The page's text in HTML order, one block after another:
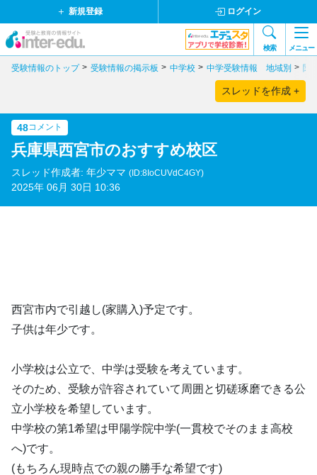
新規登録 ログイン
検索 メニュー
受験情報のトップ 受験情報の掲示板 中学校 中学受験情報 地域別 関
スレッドを作成 +
48コメント
兵庫県西宮市のおすすめ校区
スレッド作成者: 年少ママ (ID:8IoCUVdC4GY)
2025年 06月 30日 10:36
西宮市内で引越し(家購入)予定です。
子供は年少です。
小学校は公立で、中学は受験を考えています。
そのため、受験が許容されていて周囲と切磋琢磨できる公
立小学校を希望しています。
中学校の第1希望は甲陽学院中学(一貫校でそのまま高校
へ)です。
(もちろん現時点での親の勝手な希望です)